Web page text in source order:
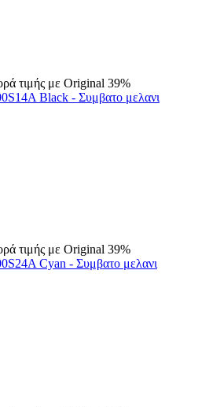
τιμής με Original 39%
Black - Συμβατο μελανι
τιμής με Original 39%
Cyan - Συμβατο μελανι